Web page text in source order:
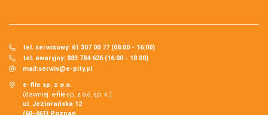
tel. serwisowy: 61 307 00 77 (08:00 - 16:00)
tel. awaryjny: 883 784 626 (16:00 - 18:00)
mail:serwis@e-pity.pl
e-file sp. z o.o.
(dawniej: e-file sp. z o.o. sp. k.)
ul. Jeziorańska 12
(60-461) Poznań